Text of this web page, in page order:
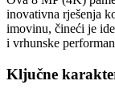
inovativna rješenja
imovinu, čineći je
i vrhunske
Ključne